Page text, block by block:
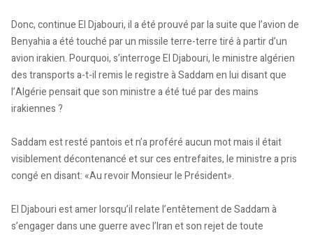
Donc, continue El Djabouri, il a été prouvé par la suite que l’avion de
Benyahia a été touché par un missile terre-terre tiré à partir d’un
avion irakien. Pourquoi, s’interroge El Djabouri, le ministre algérien
des transports a-t-il remis le registre à Saddam en lui disant que
l’Algérie pensait que son ministre a été tué par des mains
irakiennes ?
Saddam est resté pantois et n’a proféré aucun mot mais il était
visiblement décontenancé et sur ces entrefaites, le ministre a pris
congé en disant: «Au revoir Monsieur le Président».
El Djabouri est amer lorsqu’il relate l’entêtement de Saddam à
s’engager dans une guerre avec l’Iran et son rejet de toute